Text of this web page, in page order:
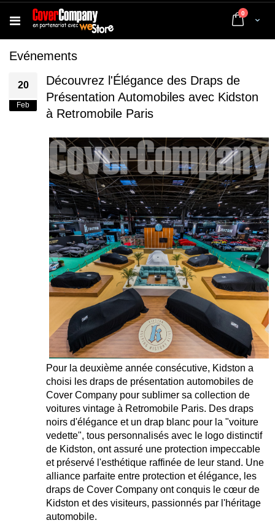
Cart
0 articles
Evénements
20
Feb
Découvrez l'Élégance des Draps de
Présentation Automobiles avec Kidston
à Retromobile Paris
Pour la deuxième année consécutive, Kidston a
choisi les draps de présentation automobiles de
Cover Company pour sublimer sa collection de
voitures vintage à Retromobile Paris. Des draps
noirs d'élégance et un drap blanc pour la "voiture
vedette", tous personnalisés avec le logo distinctif
de Kidston, ont assuré une protection impeccable
et préservé l'esthétique raffinée de leur stand. Une
alliance parfaite entre protection et élégance, les
draps de Cover Company ont conquis le cœur de
Kidston et des visiteurs, passionnés par l'héritage
automobile.